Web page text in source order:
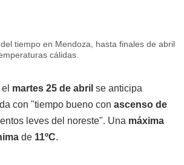
tiempo en Mendoza, hasta finales de abril
cálidas.
martes 25 de abril se anticipa
con "tiempo bueno con ascenso de
leves del noreste". Una máxima
de 11ºC.